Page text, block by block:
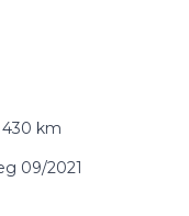
430 km
09/2021